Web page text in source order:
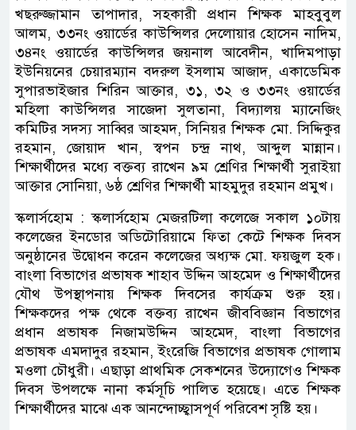
খছরুজ্জামান তাপাদার, সহকারী প্রধান শিক্ষক মাহবুবুল
আলম, ৩৩নং ওয়ার্ডের কাউন্সিলর দেলোয়ার হোসেন নাদিম,
৩৪নং ওয়ার্ডের কাউন্সিলর জয়নাল আবেদীন, খাদিমপাড়া
ইউনিয়নের চেয়ারম্যান বদরুল ইসলাম আজাদ, একাডেমিক
সুপারভাইজার শিরিন আক্তার, ৩১, ৩২ ও ৩৩নং ওয়ার্ডের
মহিলা কাউন্সিলর সাজেদা সুলতানা, বিদ্যালয় ম্যানেজিং
কমিটির সদস্য সাব্বির আহমদ, সিনিয়র শিক্ষক মো. সিদ্দিকুর
রহমান, জোয়াদ খান, স্বপন চন্দ্র নাথ, আব্দুল মান্নান।
শিক্ষার্থীদের মধ্যে বক্তব্য রাখেন ৯ম শ্রেণির শিক্ষার্থী সুরাইয়া
আক্তার সোনিয়া, ৬ষ্ঠ শ্রেণির শিক্ষার্থী মাহমুদুর রহমান প্রমুখ।
স্কলার্সহোম : স্কলার্সহোম মেজরটিলা কলেজে সকাল ১০টায়
কলেজের ইনডোর অডিটোরিয়ামে ফিতা কেটে শিক্ষক দিবস
অনুষ্ঠানের উদ্বোধন করেন কলেজের অধ্যক্ষ মো. ফয়জুল হক।
বাংলা বিভাগের প্রভাষক শাহাব উদ্দিন আহমেদ ও শিক্ষার্থীদের
যৌথ উপস্থাপনায় শিক্ষক দিবসের কার্যক্রম শুরু হয়।
শিক্ষকদের পক্ষ থেকে বক্তব্য রাখেন জীববিজ্ঞান বিভাগের
প্রধান প্রভাষক নিজামউদ্দিন আহমেদ, বাংলা বিভাগের
প্রভাষক এমদাদুর রহমান, ইংরেজি বিভাগের প্রভাষক গোলাম
মওলা চৌধুরী। এছাড়া প্রাথমিক সেকশনের উদ্যোগেও শিক্ষক
দিবস উপলক্ষে নানা কর্মসূচি পালিত হয়েছে। এতে শিক্ষক
শিক্ষার্থীদের মাঝে এক আনন্দোচ্ছ্বাসপূর্ণ পরিবেশ সৃষ্টি হয়।